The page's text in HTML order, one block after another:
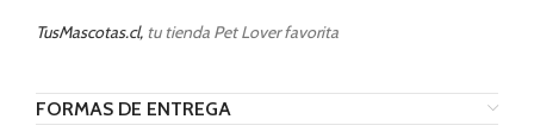
TusMascotas.cl, tu tienda Pet Lover favorita
FORMAS DE ENTREGA